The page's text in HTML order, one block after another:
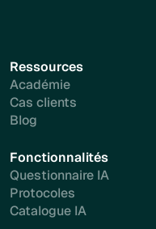
Ressources
Académie
Cas clients
Blog
Fonctionnalités
Questionnaire IA
Protocoles
Catalogue IA